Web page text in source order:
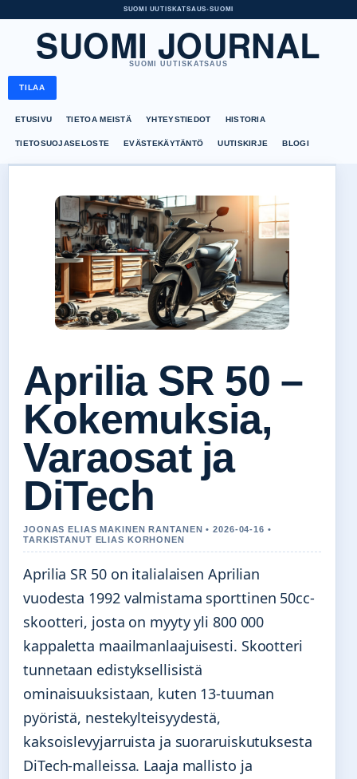
SUOMI UUTISKATSAUS•SUOMI
SUOMI JOURNAL
SUOMI UUTISKATSAUS
TILAA
ETUSIVU TIETOA MEISTÄ YHTEYSTIEDOT HISTORIA
TIETOSUOJASELOSTE EVÄSTEKÄYTÄNTÖ UUTISKIRJE BLOGI
Aprilia SR 50 –
Kokemuksia,
Varaosat ja
DiTech
JOONAS ELIAS MAKINEN RANTANEN • 2026-04-16 •
TARKISTANUT ELIAS KORHONEN
Aprilia SR 50 on italialaisen Aprilian
vuodesta 1992 valmistama sporttinen 50cc-
skootteri, josta on myyty yli 800 000
kappaletta maailmanlaajuisesti. Skootteri
tunnetaan edistyksellisistä
ominaisuuksistaan, kuten 13-tuuman
pyöristä, nestekylteisyydestä,
kaksoislevyjarruista ja suoraruiskutuksesta
DiTech-malleissa. Laaja mallisto ja